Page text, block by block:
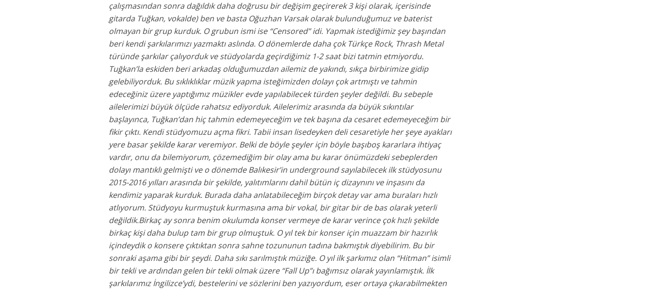
çalışmasından sonra dağıldık daha doğrusu bir değişim geçirerek 3 kişi olarak, içerisinde
gitarda Tuğkan, vokalde) ben ve basta Oğuzhan Varsak olarak bulunduğumuz ve baterist
olmayan bir grup kurduk. O grubun ismi ise “Censored” idi. Yapmak istediğimiz şey başından
beri kendi şarkılarımızı yazmaktı aslında. O dönemlerde daha çok Türkçe Rock, Thrash Metal
türünde şarkılar çalıyorduk ve stüdyolarda geçirdiğimiz 1-2 saat bizi tatmin etmiyordu.
Tuğkan’la eskiden beri arkadaş olduğumuzdan ailemiz de yakındı, sıkça birbirimize gidip
gelebiliyorduk. Bu sıklıklıklar müzik yapma isteğimizden dolayı çok artmıştı ve tahmin
edeceğiniz üzere yaptığımız müzikler evde yapılabilecek türden şeyler değildi. Bu sebeple
ailelerimizi büyük ölçüde rahatsız ediyorduk. Ailelerimiz arasında da büyük sıkıntılar
başlayınca, Tuğkan’dan hiç tahmin edemeyeceğim ve tek başına da cesaret edemeyeceğim bir
fikir çıktı. Kendi stüdyomuzu açma fikri. Tabii insan lisedeyken deli cesaretiyle her şeye ayakları
yere basar şekilde karar veremiyor. Belki de böyle şeyler için böyle başıboş kararlara ihtiyaç
vardır, onu da bilemiyorum, çözemediğim bir olay ama bu karar önümüzdeki sebeplerden
dolayı mantıklı gelmişti ve o dönemde Balıkesir’in underground sayılabilecek ilk stüdyosunu
2015-2016 yılları arasında bir şekilde, yalıtımlarını dahil bütün iç dizaynını ve inşasını da
kendimiz yaparak kurduk. Burada daha anlatabileceğim birçok detay var ama buraları hızlı
atlıyorum. Stüdyoyu kurmuştuk kurmasına ama bir vokal, bir gitar bir de bas olarak yeterli
değildik.Birkaç ay sonra benim okulumda konser vermeye de karar verince çok hızlı şekilde
birkaç kişi daha bulup tam bir grup olmuştuk. O yıl tek bir konser için muazzam bir hazırlık
içindeydik o konsere çıktıktan sonra sahne tozununun tadına bakmıştık diyebilirim. Bu bir
sonraki aşama gibi bir şeydi. Daha sıkı sarılmıştık müziğe. O yıl ilk şarkımız olan “Hitman” isimli
bir tekli ve ardından gelen bir tekli olmak üzere “Fall Up”ı bağımsız olarak yayınlamıştık. İlk
şarkılarımız İngilizce’ydi, bestelerini ve sözlerini ben yazıyordum, eser ortaya çıkarabilmekten